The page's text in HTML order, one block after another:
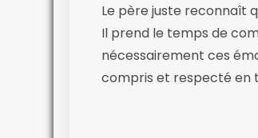
Le père juste reconnaît
Il prend le temps de
nécessairement ces
compris et respecté en